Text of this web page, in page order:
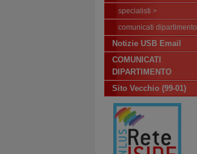
specialisti >
comunicati dipartimento
Notizie USB Email
COMUNICATI
DIPARTIMENTO
Sito Vecchio (99-01)